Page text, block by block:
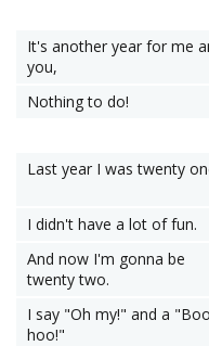
It's another year for me
you,
Nothing to do!
Last year I was twenty
I didn't have a lot of fun.
And now I'm gonna be
twenty two.
I say "Oh my!" and a
hoo!"